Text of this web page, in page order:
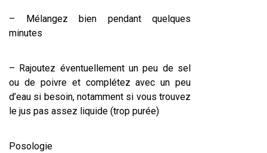
– Mélangez bien pendant quelques
minutes
– Rajoutez éventuellement un peu de sel
ou de poivre et complétez avec un peu
d’eau si besoin, notamment si vous trouvez
le jus pas assez liquide (trop purée)
Posologie